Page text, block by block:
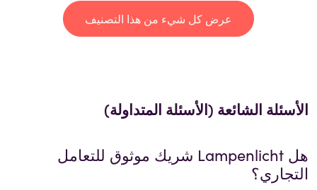
عرض كل شيء من هذا التصنيف
الأسئلة الشائعة (الأسئلة المتداولة)
هل Lampenlicht شريك موثوق للتعامل
التجاري؟